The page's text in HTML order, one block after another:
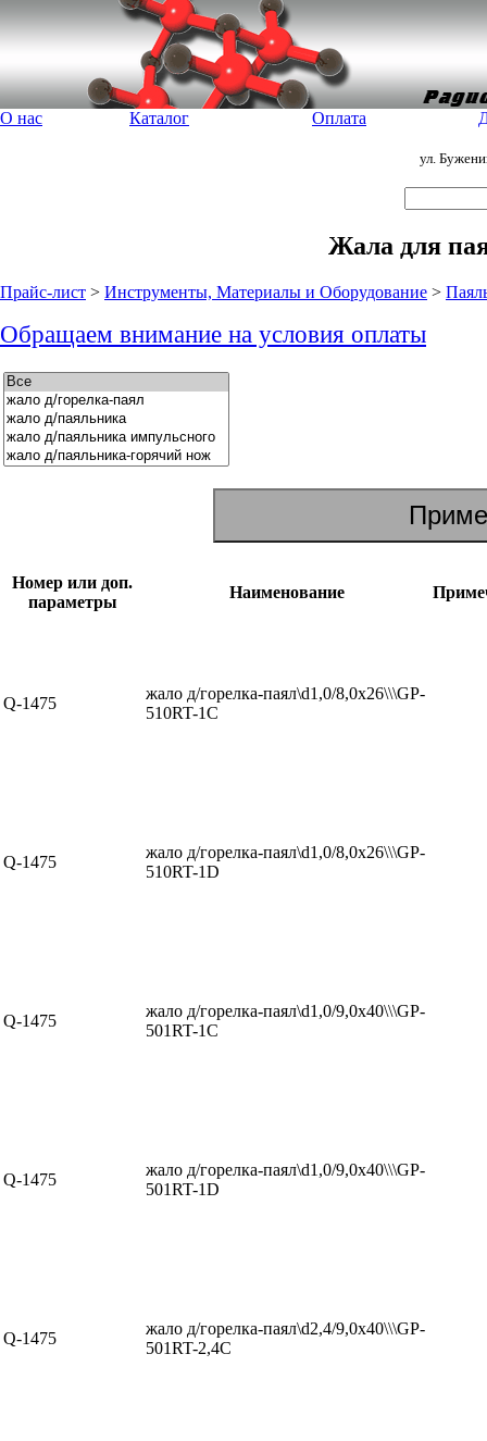
О нас Каталог Оплата
ул.
Жала для
Прайс-лист > Инструменты, Материалы и Оборудование >
Обращаем внимание на условия оплаты
Номер или доп.
параметры
Наименование
Q-1475
жало д/горелка-паял\d1,0/8,0x26\\\GP-
510RT-1C
Q-1475
жало д/горелка-паял\d1,0/8,0x26\\\GP-
510RT-1D
Q-1475
жало д/горелка-паял\d1,0/9,0x40\\\GP-
501RT-1C
Q-1475
жало д/горелка-паял\d1,0/9,0x40\\\GP-
501RT-1D
Q-1475
жало д/горелка-паял\d2,4/9,0x40\\\GP-
501RT-2,4C